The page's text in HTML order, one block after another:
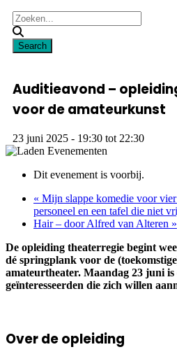
Auditieavond –
voor de amateurkunst
23 juni 2025 - 19:30 tot22:30
Dit evenement is voorbij.
« Mijn slappe komedie voor
personeel en een tafel die niet
Hair – door Alfred van Alteren »
De opleiding theaterregie begint
dé springplank voor de
amateurtheater. Maandag 23 juni
geïnteresseerden die zich willen
Over de opleiding